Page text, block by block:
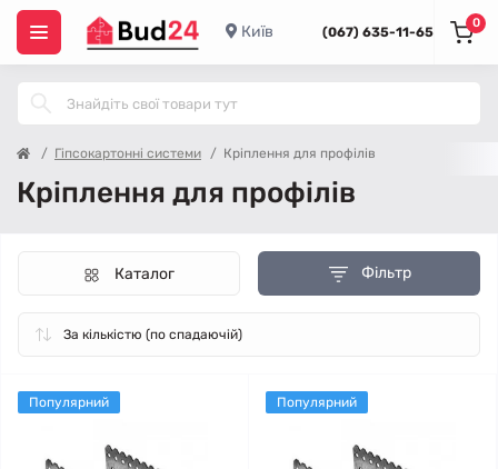
Київ (067) 635-11-65
0
Гіпсокартонні системи Кріплення для профілів
Кріплення для профілів
Фільтр
Каталог
Популярний Популярний